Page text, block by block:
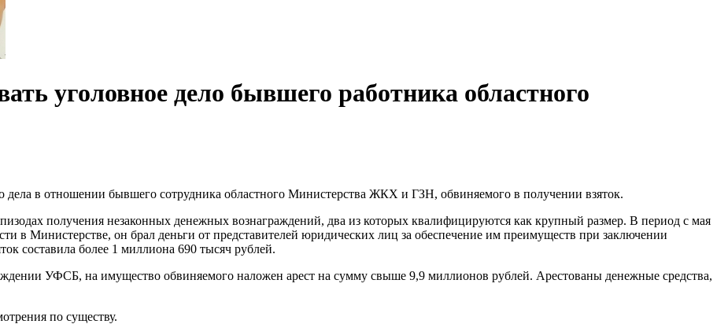
уголовное дело бывшего работника областного
дела в отношении бывшего сотрудника областного Министерства ЖКХ и ГЗН, обвиняемого в получении взяток.
получения незаконных денежных вознаграждений, два из которых квалифицируются как крупный размер. В период с мая
в Министерстве, он брал деньги от представителей юридических лиц за обеспечение им преимуществ при заключении
составила более 1 миллиона 690 тысяч рублей.
УФСБ, на имущество обвиняемого наложен арест на сумму свыше 9,9 миллионов рублей. Арестованы денежные средства,
по существу.